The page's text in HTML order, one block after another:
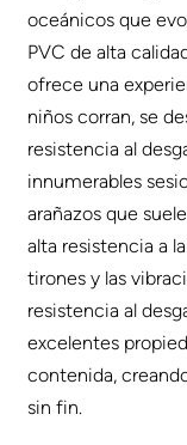
oceánicos que
PVC de alta
ofrece una
niños corran, se
resistencia al
innumerables
arañazos que
alta resistencia a
tirones y las
resistencia al
excelentes
contenida,
sin fin.